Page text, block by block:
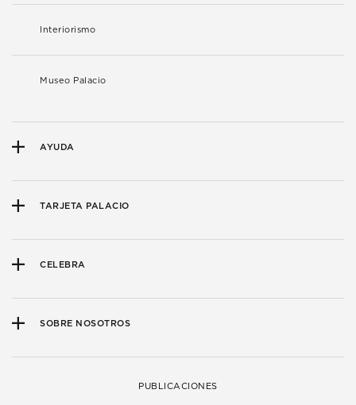
Interiorismo
Museo Palacio
AYUDA
TARJETA PALACIO
CELEBRA
SOBRE NOSOTROS
PUBLICACIONES